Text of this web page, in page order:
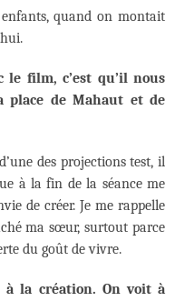
quand on montait
le film, c’est qu’il nous
place de Mahaut et de
des projections test, il
à la fin de la séance me
de créer. Je me rappelle
ma sœur, surtout parce
du goût de vivre.
la création. On voit à